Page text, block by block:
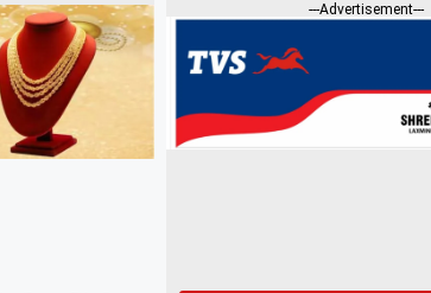
---Advertisement---